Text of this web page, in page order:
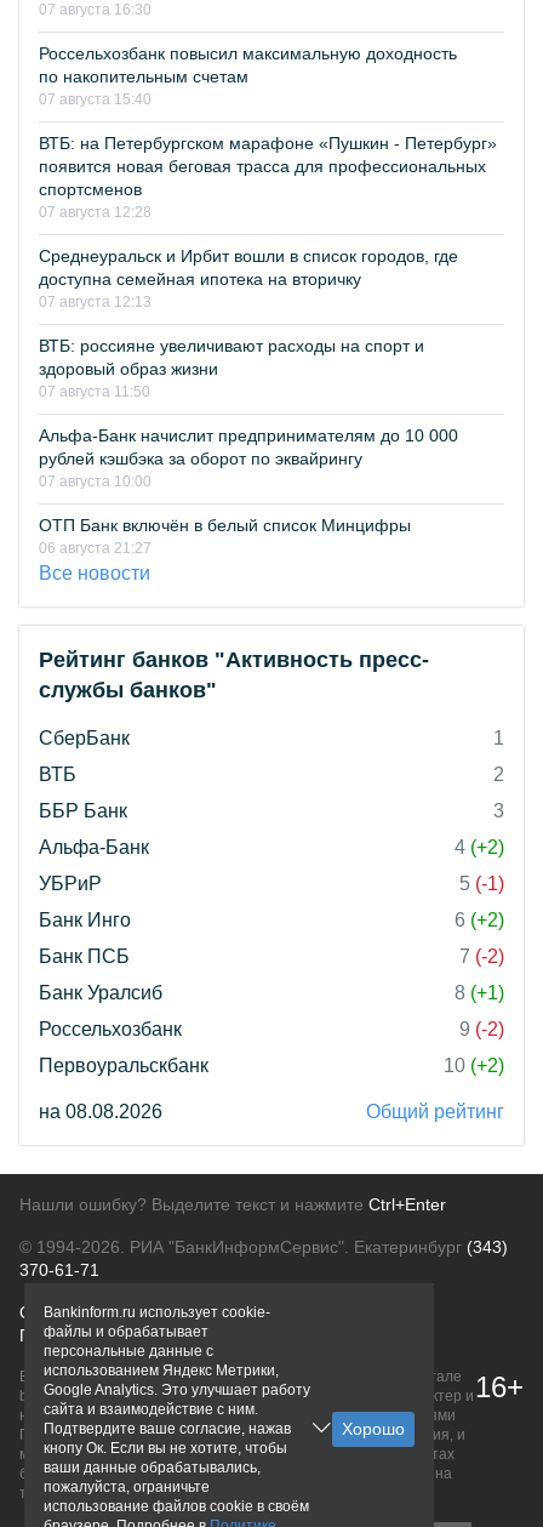
07 августа 16:30
Россельхозбанк повысил максимальную доходность
по накопительным счетам
07 августа 15:40
ВТБ: на Петербургском марафоне «Пушкин - Петербург»
появится новая беговая трасса для профессиональных
спортсменов
07 августа 12:28
Среднеуральск и Ирбит вошли в список городов, где
доступна семейная ипотека на вторичку
07 августа 12:13
ВТБ: россияне увеличивают расходы на спорт и
здоровый образ жизни
07 августа 11:50
Альфа-Банк начислит предпринимателям до 10 000
рублей кэшбэка за оборот по эквайрингу
07 августа 10:00
ОТП Банк включён в белый список Минцифры
06 августа 21:27
Все новости
Рейтинг банков "Активность пресс-
службы банков"
СберБанк
1
ВТБ
2
ББР Банк
3
Альфа-Банк
4 (+2)
УБРиР
5 (-1)
Банк Инго
6 (+2)
Банк ПСБ
7 (-2)
Банк Уралсиб
8 (+1)
Россельхозбанк
9 (-2)
Первоуральскбанк
10 (+2)
на 08.08.2026 Общий рейтинг
Нашли ошибку? Выделите текст и нажмите Ctrl+Enter
© 1994-2026. РИА "БанкИнформСервис". Екатеринбург (343)
370-61-71
О проектеПолитика конфиденциальности
Правовая информацияДля рекламодателей
Вся информация о продуктах банков, размещенная на портале
bankinform.ru, носит исключительно ознакомительный характер и
не является публичной офертой, определяемой положениями
ГК РФ. Информация не содержит точного и полного описания, и
может быть изменена. Конечные условия уточняйте на сайтах
банков или при личном обращении. Исключительное право на
товарные знаки принадлежит их правообладателям.
16+
Bankinform.ru использует cookie-
файлы и обрабатывает
персональные данные с
использованием Яндекс Метрики,
Google Analytics. Это улучшает работу
сайта и взаимодействие с ним.
Подтвердите ваше согласие, нажав
кнопу Ок. Если вы не хотите, чтобы
ваши данные обрабатывались,
пожалуйста, ограничьте
использование файлов cookie в своём